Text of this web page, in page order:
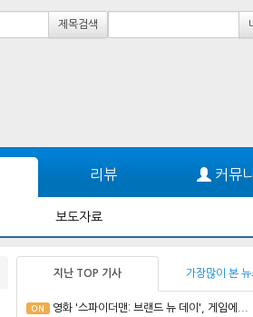
제목검색
리뷰 커뮤
보도자료
지난 TOP 기사 가장많이 본 뉴
ON 영화 '스파이더맨: 브랜드 뉴 데이', 게임에...